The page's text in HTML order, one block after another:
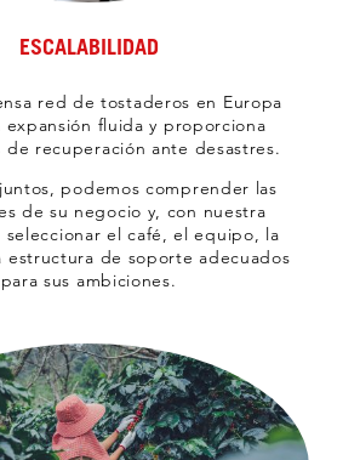
ESCALABILIDAD
red de tostaderos en Europa
expansión fluida y proporciona
de recuperación ante desastres.
podemos comprender las
de su negocio y, con nuestra
seleccionar el café, el equipo, la
estructura de soporte adecuados
para sus ambiciones.